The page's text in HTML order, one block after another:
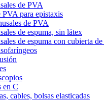
de PVA
PVA para epistaxis
de PVA
de espuma, sin látex
de espuma con cubierta
en C
cables, bolsas elasticadas